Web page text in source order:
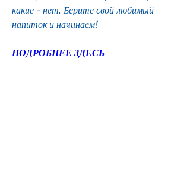
какие - нет. Берите свой любимый
напиток и начинаем!
ПОДРОБНЕЕ ЗДЕСЬ